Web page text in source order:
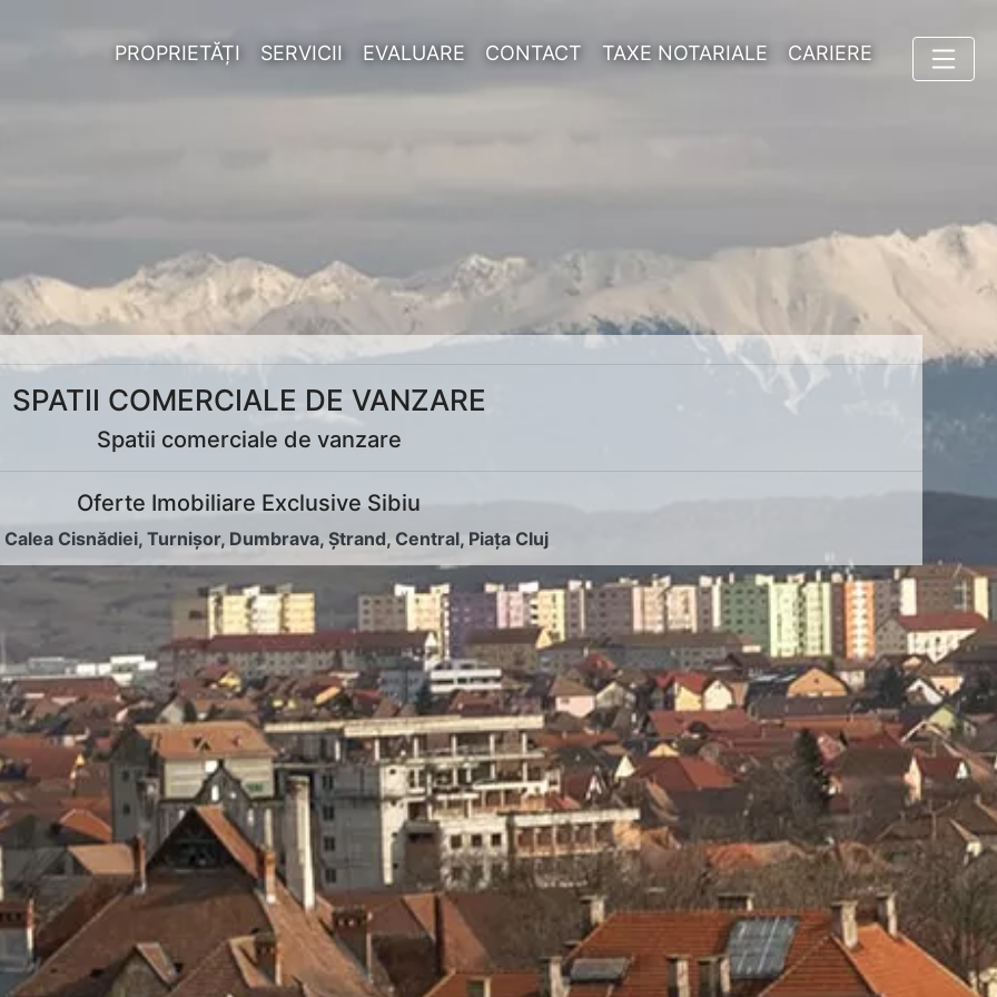
PROPRIETĂȚI SERVICII EVALUARE CONTACT TAXE NOTARIALE CARIERE
SPATII COMERCIALE DE VANZARE
Spatii comerciale de vanzare
Oferte Imobiliare Exclusive Sibiu
Calea Cisnădiei,Turnișor, Dumbrava,Ștrand,Central, Piața Cluj